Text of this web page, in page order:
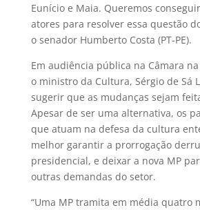
Eunício e Maia. Queremos
atores para resolver essa questão
o senador Humberto Costa (PT-PE).
Em audiência pública na Câmara
o ministro da Cultura, Sérgio de Sá
sugerir que as mudanças sejam
Apesar de ser uma alternativa, os
que atuam na defesa da cultura
melhor garantir a prorrogação
presidencial, e deixar a nova MP
outras demandas do setor.
“Uma MP tramita em média quatro